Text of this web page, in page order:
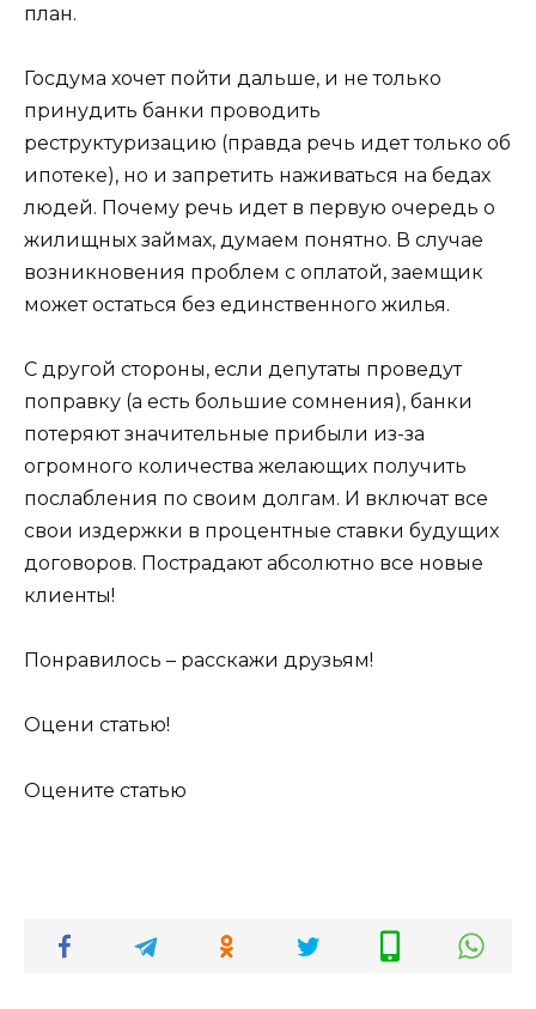
план.
Госдума хочет пойти дальше, и не только
принудить банки проводить
реструктуризацию (правда речь идет только об
ипотеке), но и запретить наживаться на бедах
людей. Почему речь идет в первую очередь о
жилищных займах, думаем понятно. В случае
возникновения проблем с оплатой, заемщик
может остаться без единственного жилья.
С другой стороны, если депутаты проведут
поправку (а есть большие сомнения), банки
потеряют значительные прибыли из-за
огромного количества желающих получить
послабления по своим долгам. И включат все
свои издержки в процентные ставки будущих
договоров. Пострадают абсолютно все новые
клиенты!
Понравилось – расскажи друзьям!
Оцени статью!
Оцените статью